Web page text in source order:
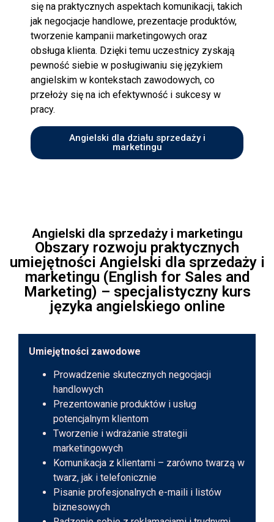
się na praktycznych aspektach komunikacji, takich
jak negocjacje handlowe, prezentacje produktów,
tworzenie kampanii marketingowych oraz
obsługa klienta. Dzięki temu uczestnicy zyskają
pewność siebie w posługiwaniu się językiem
angielskim w kontekstach zawodowych, co
przełoży się na ich efektywność i sukcesy w
pracy.
Angielski dla działu sprzedaży i
marketingu
Angielski dla sprzedaży i marketingu
Obszary rozwoju praktycznych
umiejętności Angielski dla sprzedaży i
marketingu (English for Sales and
Marketing) – specjalistyczny kurs
języka angielskiego online
Umiejętności zawodowe
Prowadzenie skutecznych negocjacji
handlowych
Prezentowanie produktów i usług
potencjalnym klientom
Tworzenie i wdrażanie strategii
marketingowych
Komunikacja z klientami – zarówno twarzą w
twarz, jak i telefonicznie
Pisanie profesjonalnych e-maili i listów
biznesowych